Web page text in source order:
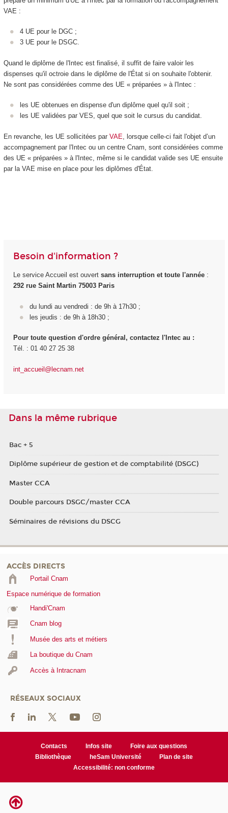
VAE :
4 UE pour le DGC ;
3 UE pour le DSGC.
Quand le diplôme de l'Intec est finalisé, il suffit de faire valoir les
dispenses qu'il octroie dans le diplôme de l'État si on souhaite l'obtenir.
Ne sont pas considérées comme des UE « préparées » à l'Intec :
les UE obtenues en dispense d'un diplôme quel qu'il soit ;
les UE validées par VES, quel que soit le cursus du candidat.
En revanche, les UE sollicitées par VAE , lorsque celle-ci fait l'objet d’un
accompagnement par l'Intec ou un centre Cnam, sont considérées comme
des UE « préparées » à l'Intec, même si le candidat valide ses UE ensuite
par la VAE mise en place pour les diplômes d'État.
Besoin d'information ?
Le service Accueil est ouvert sans interruption et toute l'année:
292 rue Saint Martin 75003 Paris
du lundi au vendredi : de 9h à 17h30 ;
les jeudis : de 9h à 18h30 ;
Pour toute question d'ordre général, contactez l'Intec au :
Tél. : 01 40 27 25 38
int_accueil@lecnam.net
Dans la même rubrique
Bac + 5
Diplôme supérieur de gestion et de comptabilité (DSGC)
Master CCA
Double parcours DSGC/master CCA
Séminaires de révisions du DSCG
ACCÈS DIRECTS
Portail Cnam
Espace numérique de formation
Handi'Cnam
Cnam blog
Musée des arts et métiers
La boutique du Cnam
Accès à Intracnam
RÉSEAUX SOCIAUX
Contacts Infos site
Foire aux questions
Bibliothèque
heSam Université
Plan de site
Accessibilité: non conforme